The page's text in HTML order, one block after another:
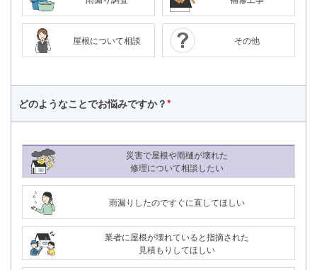
24時間365日対応
050-1883-0629
屋根について相談 その他
どのようなことでお悩みですか？*
災害で屋根や雨樋が壊れた
修理について相談したい
雨漏りしたのですぐに直してほしい
業者に屋根が壊れていると指摘された
見積もりしてほしい